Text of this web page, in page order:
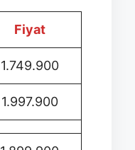
Fiyat
1.749.900
1.997.900